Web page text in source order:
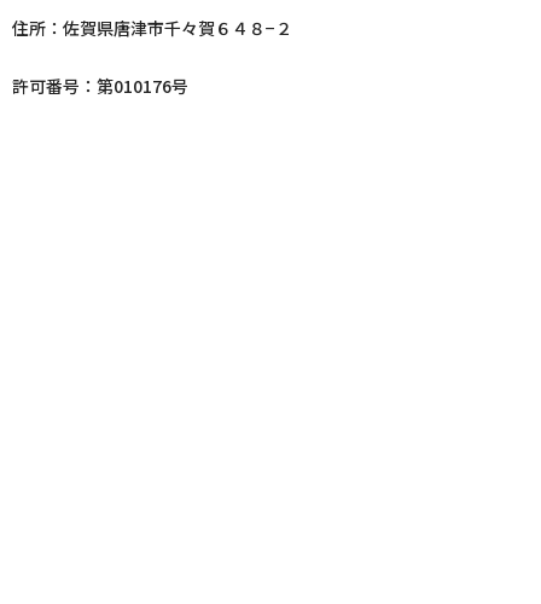
住所：佐賀県唐津市千々賀６４８−２
許可番号：第010176号